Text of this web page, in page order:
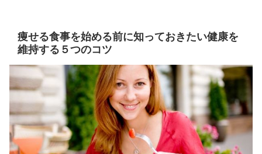
痩せる食事を始める前に知っておきたい健康を
維持する５つのコツ